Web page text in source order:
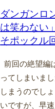
ダンガンロ
は笑わない
そポックル
前回の絶望編
ってしまいま
しまうのでし
いですが、早